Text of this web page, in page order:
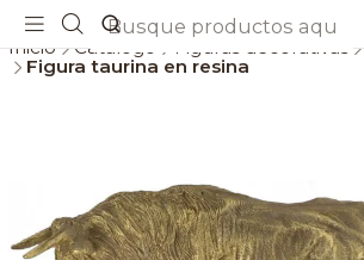
Inicio Catálogo
Figura taurina en resina